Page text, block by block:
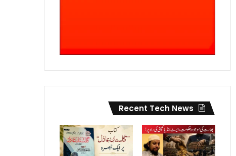
Recent Tech News